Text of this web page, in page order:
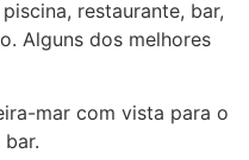
restaurante, bar,
Alguns dos melhores
mar com vista para o